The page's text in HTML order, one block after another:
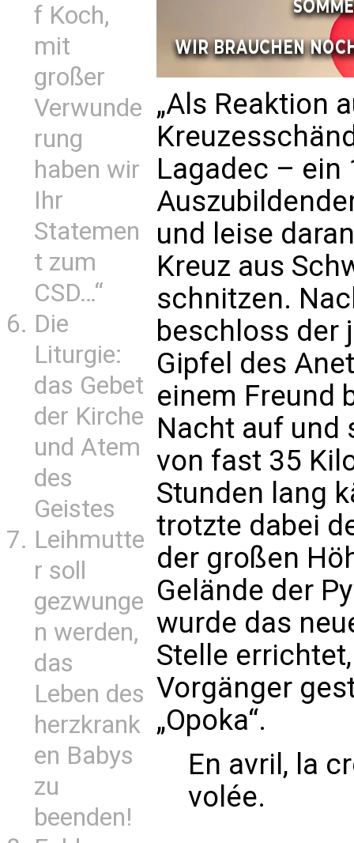
f Koch,
mit
großer
Verwunde
rung
haben wir
Ihr
Statemen
t zum
CSD…“
Die
Liturgie:
das Gebet
der Kirche
und Atem
des
Geistes
Leihmutte
r soll
gezwunge
n werden,
das
Leben des
herzkrank
en Babys
zu
beenden!
„Als Reaktion
Lagadec – ein
und leise
Kreuz aus
schnitzen.
beschloss der
Gipfel des
einem Freund
Nacht auf und
von fast 35
Stunden lang
trotzte dabei
der großen
Gelände der
wurde das
Stelle
Vorgänger
„Opoka“.
En avril, la
volée.